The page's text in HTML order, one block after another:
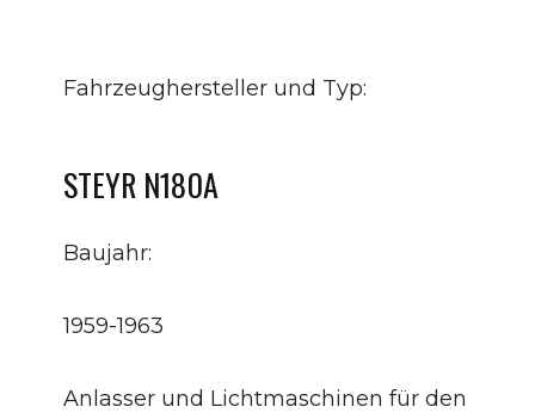
Fahrzeughersteller und Typ:
STEYR N180A
Baujahr:
1959-1963
Anlasser und Lichtmaschinen für den